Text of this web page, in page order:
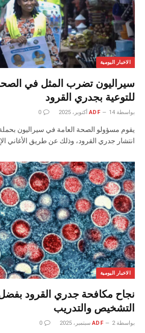
الاخبار اليومية
سيراليون تضرب المثل في الصحة
للتوعية بجدري القرود
بواسطة ADF 14 أكتوبر، 2025 0
يقوم مسؤولو الصحة العامة في سيراليون بحملة
انتشار جدري القرود، وذلك عن طريق الأغاني
الاخبار اليومية
نجاح مكافحة جدري القرود
التشخيص والتدريب
بواسطة ADF 2 سبتمبر، 2025 0